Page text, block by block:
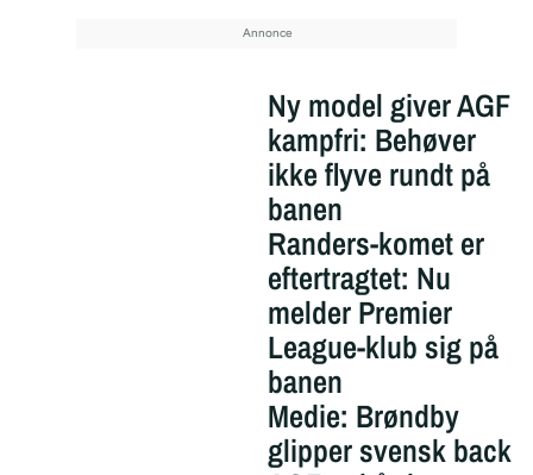
Ny model giver AGF
kampfri: Behøver
ikke flyve rundt på
banen
Randers-komet er
eftertragtet: Nu
melder Premier
League-klub sig på
banen
Medie: Brøndby
glipper svensk back